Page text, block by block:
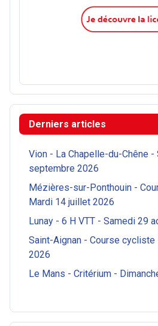
Derniers articles
Vion - La Chapelle-du-Chêne -
septembre 2026
Mézières-sur-Ponthouin -
Mardi 14 juillet 2026
Lunay - 6 H VTT - Samedi 29
Saint-Aignan - Course
2026
Le Mans - Critérium -